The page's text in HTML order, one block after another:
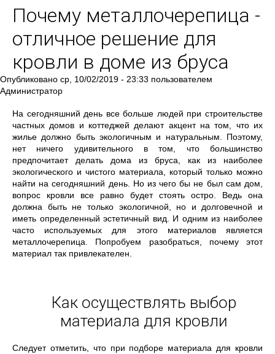
Почему металлочерепица -
отличное решение для
кровли в доме из бруса
Опубликовано ср, 10/02/2019 - 23:33 пользователем
Администратор
На сегодняшний день все больше людей при строительстве
частных домов и коттеджей делают акцент на том, что их
жилье должно быть экологичным и натуральным. Поэтому,
нет ничего удивительного в том, что большинство
предпочитает делать дома из бруса, как из наиболее
экологического и чистого материала, который только можно
найти на сегодняшний день. Но из чего бы не был сам дом,
вопрос кровли все равно будет стоять остро. Ведь она
должна быть не только экологичной, но и долговечной и
иметь определенный эстетичный вид. И одним из наиболее
часто используемых для этого материалов является
металлочерепица. Попробуем разобраться, почему этот
материал так привлекателен.
Как осуществлять выбор
материала для кровли
Следует отметить, что при подборе материала для кровли